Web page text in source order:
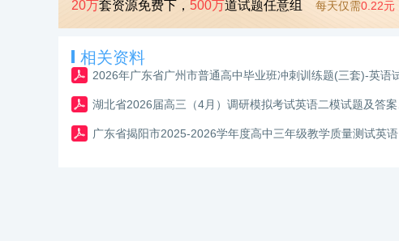
20万套资源免费下， 500万道试题任意组 每天仅需0.22元
相关资料